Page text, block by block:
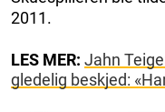
2011.
LES MER: Jahn
gledelig beskjed: